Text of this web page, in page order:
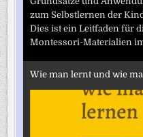
zum Selbstlernen der
Dies ist ein Leitfaden für
Montessori-Materialien
Wie man lernt und wie